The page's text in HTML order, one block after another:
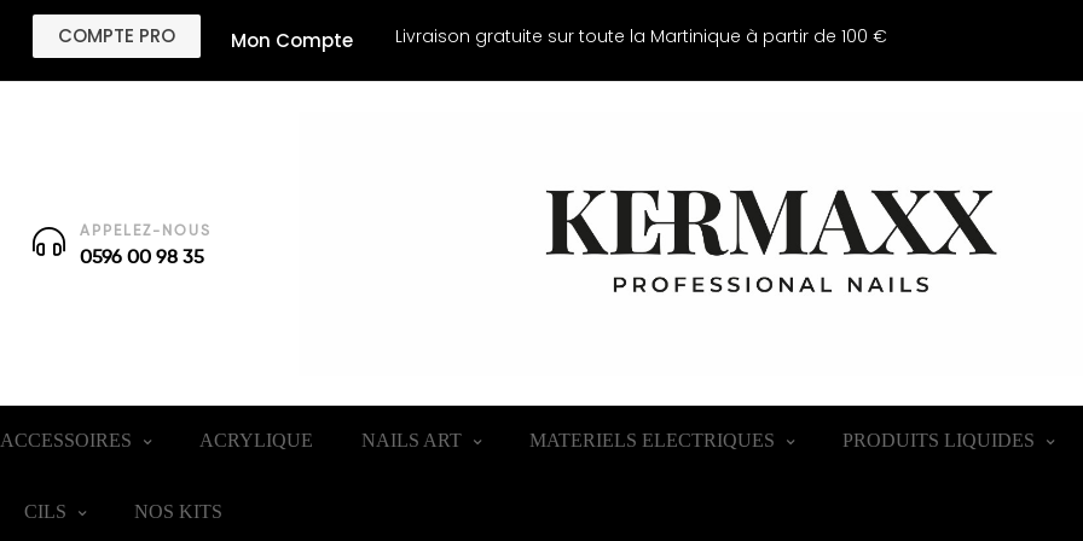
COMPTE PRO Mon Compte Livraison gratuite sur toute la Martinique à partir de 100 €
APPELEZ-NOUS
0596 00 98 35
ACCESSOIRES ACRYLIQUE NAILS ART MATERIELS ELECTRIQUES PRODUITS LIQUIDES
CILS NOS KITS